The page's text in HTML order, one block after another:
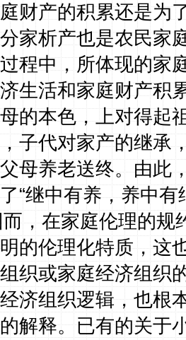
财产的积累还是为
家析产也是农民家
程中，所体现的家
生活和家庭财产积
的本色，上对得起
子代对家产的继承
母养老送终。由此
“继中有养，养中有
，在家庭伦理的规
的伦理化特质，这
织或家庭经济组织
济组织逻辑，也根
解释。已有的关于